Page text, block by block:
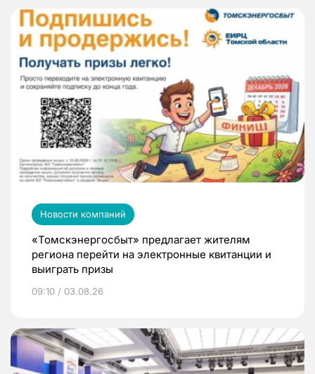
Новости компаний
«Томскэнергосбыт» предлагает жителям
региона перейти на электронные квитанции и
выиграть призы
09:10 / 03.08.26